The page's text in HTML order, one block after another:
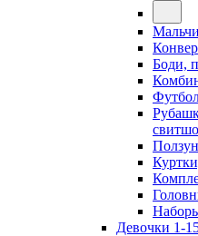
Боди,
Девочки 1-